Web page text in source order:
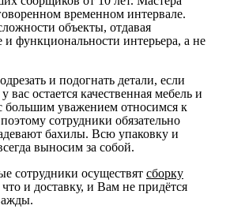
временном интервале.
объекты, отдавая
и функциональности интерьера, а не
и подогнать детали, если
вас остается качественная мебель и
большим уважением относимся к
сотрудники обязательно
бахилы. Всю упаковку и
выносим за собой.
сотрудники осуществят сборку
и доставку, и Вам не придётся